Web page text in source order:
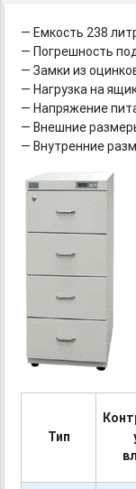
— Емкость 238
— Погрешность
— Замки из
— Нагрузка на
— Напряжение
— Внешние
— Внутренние
Тип